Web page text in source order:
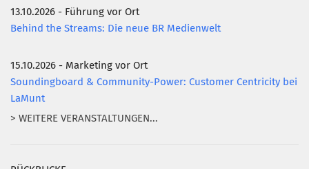
13.10.2026 - Führung vor Ort
Behind the Streams: Die neue BR Medienwelt
15.10.2026 - Marketing vor Ort
Soundingboard & Community-Power: Customer Centricity bei
LaMunt
> WEITERE VERANSTALTUNGEN...